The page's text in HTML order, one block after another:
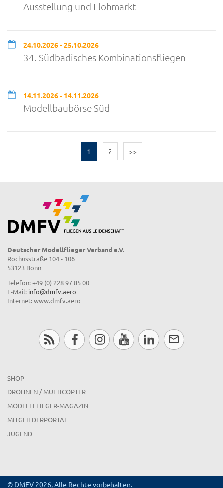
Ausstellung und Flohmarkt
24.10.2026 - 25.10.2026
34. Südbadisches Kombinationsfliegen
14.11.2026 - 14.11.2026
Modellbaubörse Süd
1 2 >>
Deutscher Modellflieger Verband e.V.
Rochusstraße 104 - 106
53123 Bonn
Telefon: +49 (0) 228 97 85 00
E-Mail: info@dmfv.aero
Internet: www.dmfv.aero
SHOP
DROHNEN / MULTICOPTER
MODELLFLIEGER-MAGAZIN
MITGLIEDERPORTAL
JUGEND
© DMFV 2026, Alle Rechte vorbehalten.